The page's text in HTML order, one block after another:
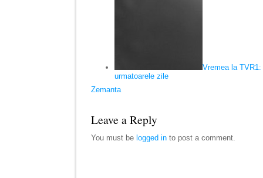
Vremea la
urmatoarele zile
Zemanta
Leave a Reply
You must be logged in to post a comment.